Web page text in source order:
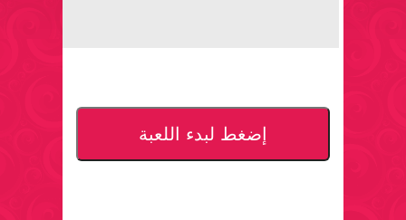
إضغط لبدء اللعبة